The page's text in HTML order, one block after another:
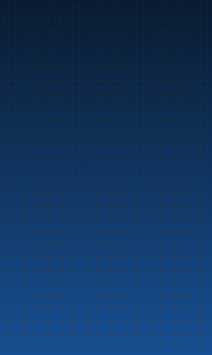
Marine
Auto &
Tankingskort
Våre
Om selskapet
Aktuelt
Beredskapsinformasjon